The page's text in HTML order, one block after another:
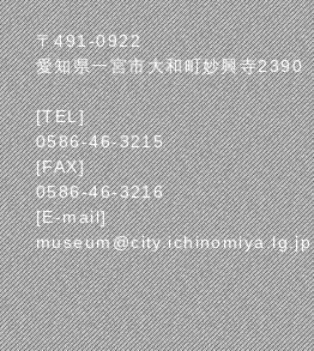
〒491-0922
愛知県一宮市大和町妙興寺2390
[TEL]
0586-46-3215
[FAX]
0586-46-3216
[E-mail]
museum@city.ichinomiya.lg.jp